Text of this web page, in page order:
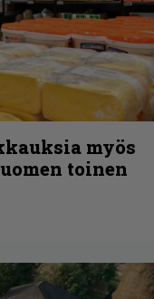
myös
toinen